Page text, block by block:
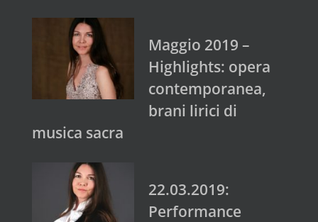
Maggio 2019 –
Highlights: opera
contemporanea,
brani lirici di
musica sacra
22.03.2019:
Performance